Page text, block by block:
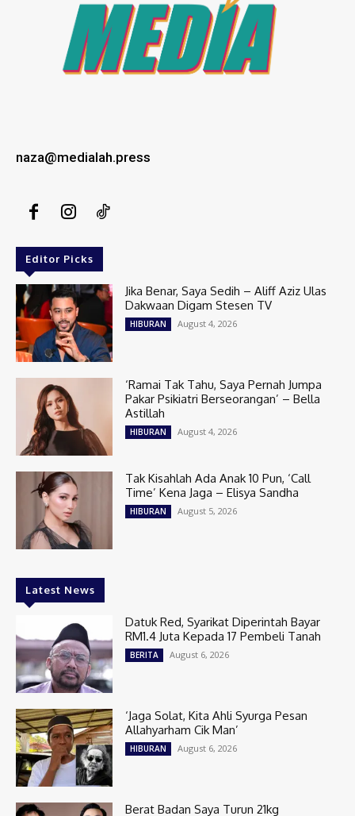
naza@medialah.press
Editor Picks
Jika Benar, Saya Sedih – Aliff Aziz Ulas
Dakwaan Digam Stesen TV
HIBURAN August 4, 2026
‘Ramai Tak Tahu, Saya Pernah Jumpa
Pakar Psikiatri Berseorangan’ – Bella
Astillah
HIBURAN August 4, 2026
Tak Kisahlah Ada Anak 10 Pun, ‘Call
Time’ Kena Jaga – Elisya Sandha
HIBURAN August 5, 2026
Latest News
Datuk Red, Syarikat Diperintah Bayar
RM1.4 Juta Kepada 17 Pembeli Tanah
BERITA August 6, 2026
‘Jaga Solat, Kita Ahli Syurga Pesan
Allahyarham Cik Man’
HIBURAN August 6, 2026
Berat Badan Saya Turun 21kg